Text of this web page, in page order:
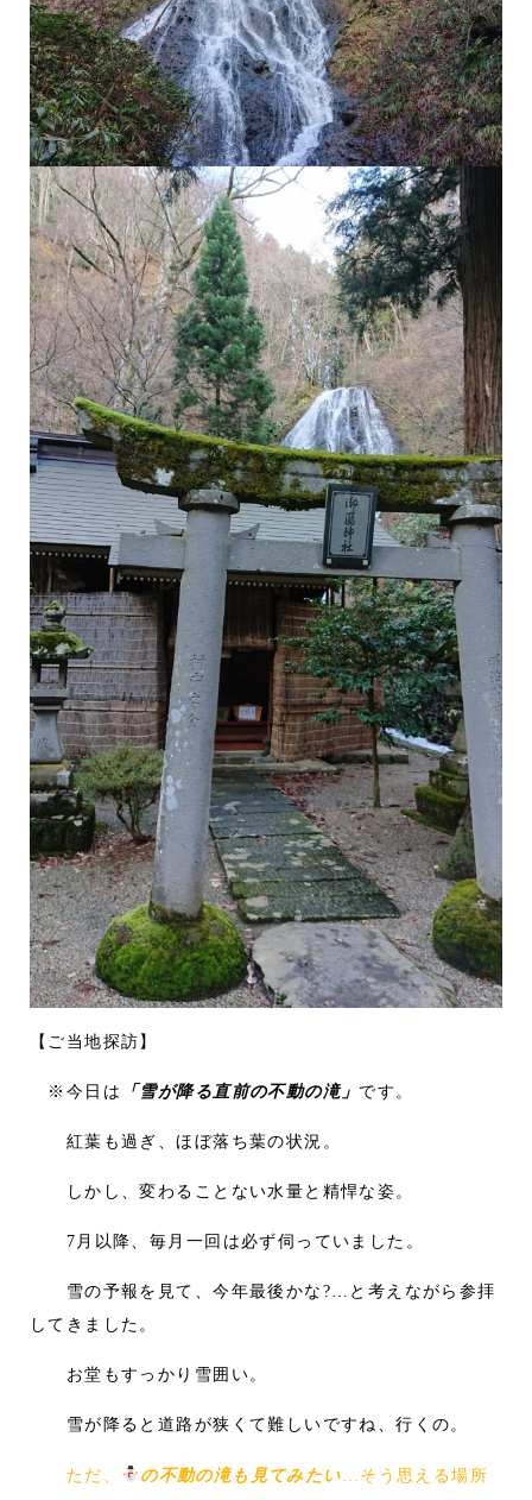
【ご当地探訪】
※今日は 「雪が降る直前の不動の滝」 です。
紅葉も過ぎ、ほぼ落ち葉の状況。
しかし、変わることない水量と精悍な姿。
7月以降、毎月一回は必ず伺っていました。
雪の予報を見て、今年最後かな?…と考えながら参拝
してきました。
お堂もすっかり雪囲い。
雪が降ると道路が狭くて難しいですね、行くの。
ただ、 の不動の滝も見てみたい …そう思える場所